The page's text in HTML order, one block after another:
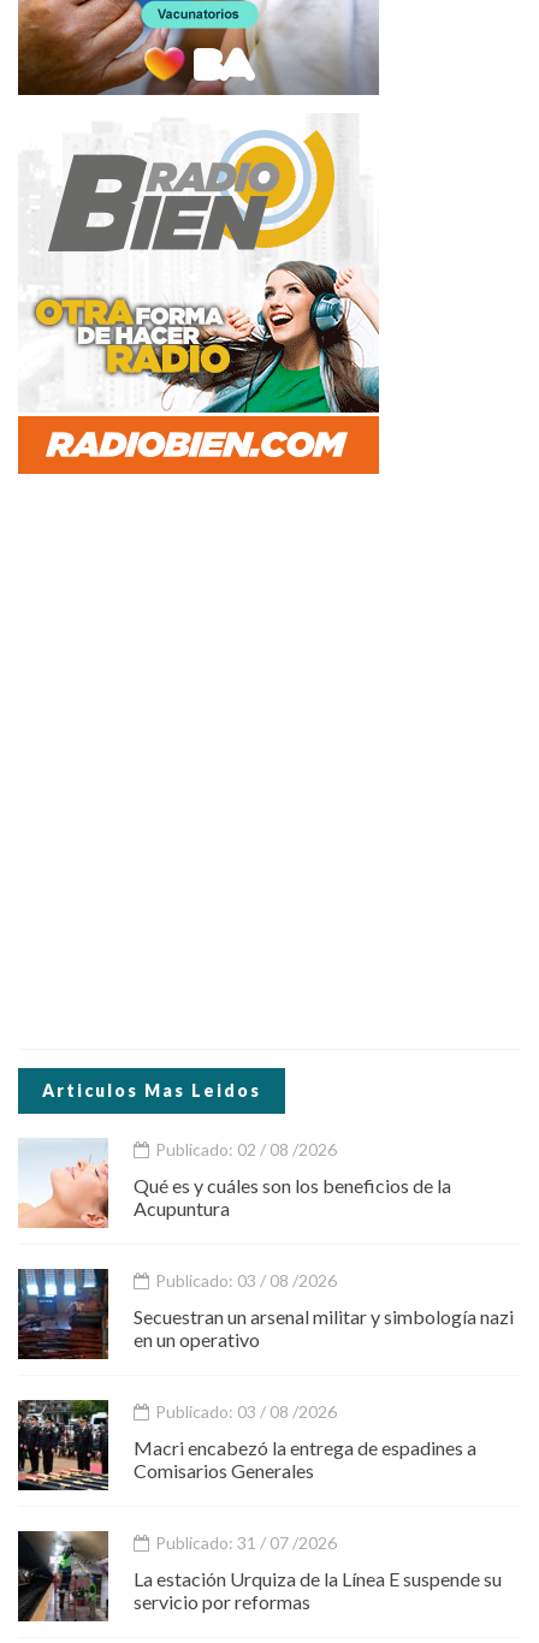
Articulos Mas Leidos
Publicado: 02 / 08 /2026
Qué es y cuáles son los beneficios de la
Acupuntura
Publicado: 03 / 08 /2026
Secuestran un arsenal militar y simbología nazi
en un operativo
Publicado: 03 / 08 /2026
Macri encabezó la entrega de espadines a
Comisarios Generales
Publicado: 31 / 07 /2026
La estación Urquiza de la Línea E suspende su
servicio por reformas